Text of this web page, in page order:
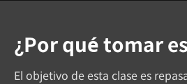
¿Por qué tomar
El objetivo de esta clase es